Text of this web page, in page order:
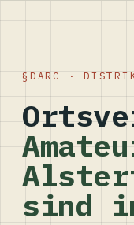
DARC ·
sind